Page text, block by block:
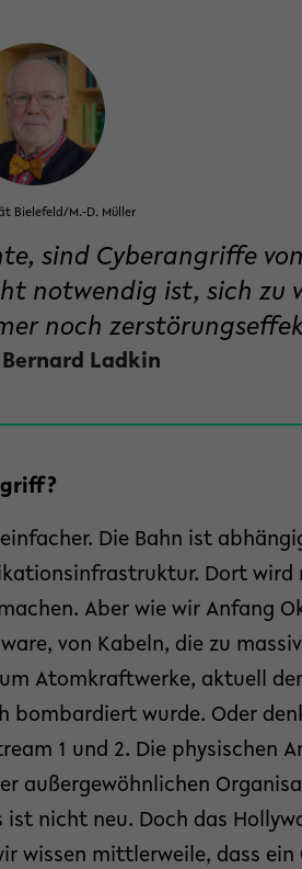
Bielefeld/M.-D. Müller
sind Cyberangriffe
notwendig ist, sich zu
noch
Bernard Ladkin
Die Bahn ist
Dort wird
Aber wie wir Anfang
von Kabeln, die zu
Atomkraftwerke, aktuell
bombardiert wurde. Oder
1 und 2. Die physischen
außergewöhnlichen
ist nicht neu. Doch das
wissen mittlerweile, dass ein